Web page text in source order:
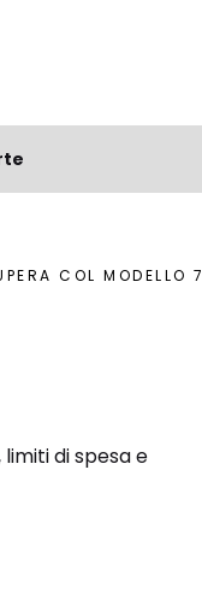
COL MODELLO 730
di spesa e